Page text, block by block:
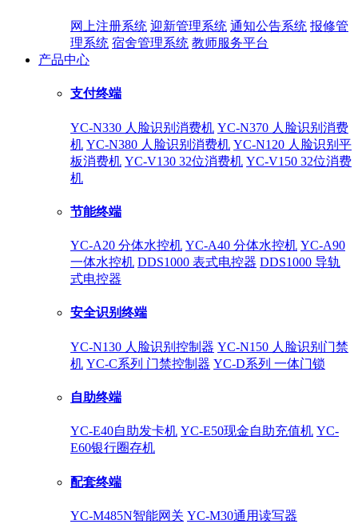
网上注册系统 迎新管理系统 通知公告系统 报修管
理系统 宿舍管理系统 教师服务平台
产品中心
支付终端
YC-N330 人脸识别消费机 YC-N370 人脸识别消费
机 YC-N380 人脸识别消费机 YC-N120 人脸识别平
板消费机 YC-V130 32位消费机 YC-V150 32位消费
机
节能终端
YC-A20 分体水控机 YC-A40 分体水控机 YC-A90
一体水控机 DDS1000 表式电控器 DDS1000 导轨
式电控器
安全识别终端
YC-N130 人脸识别控制器 YC-N150 人脸识别门禁
机 YC-C系列 门禁控制器 YC-D系列 一体门锁
自助终端
YC-E40自助发卡机 YC-E50现金自助充值机 YC-
E60银行圈存机
配套终端
YC-M485N智能网关 YC-M30通用读写器